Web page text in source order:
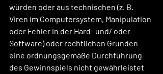
würden oder aus technischen (z. B.
Viren im Computersystem, Manipulation
oder Fehler in der Hard- und/ oder
Software) oder rechtlichen Gründen
eine ordnungsgemäße Durchführung
des Gewinnspiels nicht gewährleistet